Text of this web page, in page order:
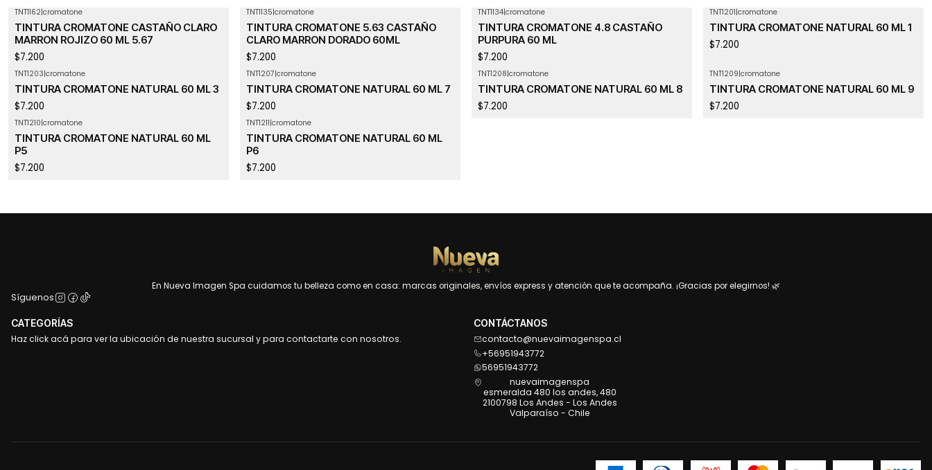
TNT1162|cromatone
TINTURA CROMATONE CASTAÑO CLARO
MARRON ROJIZO 60 ML 5.67
$7.200
TNT1135|cromatone
TINTURA CROMATONE 5.63 CASTAÑO
CLARO MARRON DORADO 60ML
$7.200
TNT1134|cromatone
TINTURA CROMATONE 4.8 CASTAÑO
PURPURA 60 ML
$7.200
TNT1201|cromatone
TINTURA CROMATONE NATURAL 60 ML 1
$7.200
TNT1203|cromatone
TINTURA CROMATONE NATURAL 60 ML 3
$7.200
TNT1207|cromatone
TINTURA CROMATONE NATURAL 60 ML 7
$7.200
TNT1208|cromatone
TINTURA CROMATONE NATURAL 60 ML 8
$7.200
TNT1209|cromatone
TINTURA CROMATONE NATURAL 60 ML 9
$7.200
TNT1210|cromatone
TINTURA CROMATONE NATURAL 60 ML
P5
$7.200
TNT1211|cromatone
TINTURA CROMATONE NATURAL 60 ML
P6
$7.200
En Nueva Imagen Spa cuidamos tu belleza como en casa: marcas originales, envíos express y atención que te acompaña. ¡Gracias por elegirnos! 🌿
Síguenos
CATEGORÍAS
Haz click acá para ver la ubicación de nuestra sucursal y para contactarte con nosotros.
CONTÁCTANOS
contacto@nuevaimagenspa.cl
+56951943772
56951943772
nuevaimagenspa
esmeralda 480 los andes, 480
2100798 Los Andes - Los Andes
Valparaíso - Chile